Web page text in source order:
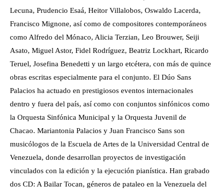
Lecuna, Prudencio Esaá, Heitor Villalobos, Oswaldo Lacerda,
Francisco Mignone, así como de compositores contemporáneos
como Alfredo del Mónaco, Alicia Terzian, Leo Brouwer, Seiji
Asato, Miguel Astor, Fidel Rodríguez, Beatriz Lockhart, Ricardo
Teruel, Josefina Benedetti y un largo etcétera, con más de quince
obras escritas especialmente para el conjunto. El Dúo Sans
Palacios ha actuado en prestigiosos eventos internacionales
dentro y fuera del país, así como con conjuntos sinfónicos como
la Orquesta Sinfónica Municipal y la Orquesta Juvenil de
Chacao. Mariantonia Palacios y Juan Francisco Sans son
musicólogos de la Escuela de Artes de la Universidad Central de
Venezuela, donde desarrollan proyectos de investigación
vinculados con la edición y la ejecución pianística. Han grabado
dos CD: A Bailar Tocan, géneros de pataleo en la Venezuela del